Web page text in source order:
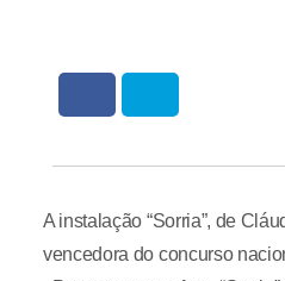
A instalação “Sorria”, de
vencedora do concurso